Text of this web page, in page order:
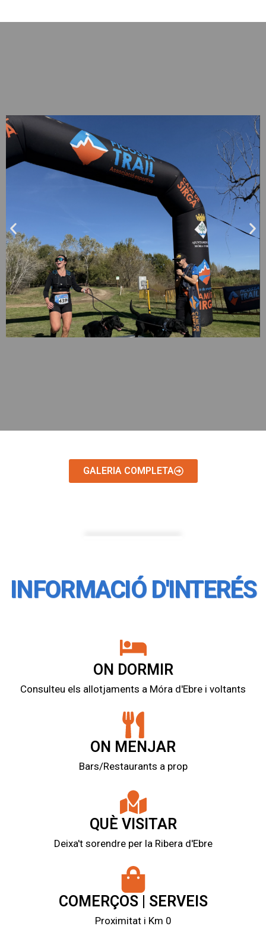
GALERIA COMPLETA
INFORMACIÓ D'INTERÉS
ON DORMIR
Consulteu els allotjaments a Móra d'Ebre i voltants
ON MENJAR
Bars/Restaurants a prop
QUÈ VISITAR
Deixa't sorendre per la Ribera d'Ebre
COMERÇOS | SERVEIS
Proximitat i Km 0